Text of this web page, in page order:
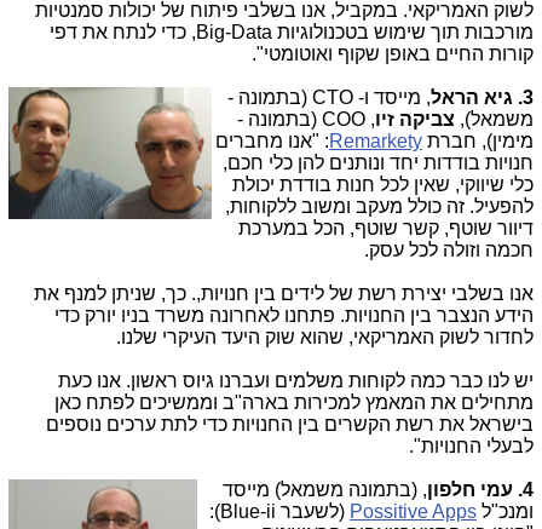
לשוק האמריקאי. במקביל, אנו בשלבי פיתוח של יכולות סמנטיות
מורכבות תוך שימוש בטכנולוגיות Big-Data, כדי לנתח את דפי
קורות החיים באופן שקוף ואוטומטי".
3. גיא הראל , מי
יסד ו- CTO (בתמונה -
משמאל), צביקה זיו
, COO (בתמונה -
מימין), חברת Remarkety: "אנו מחברים
חנויות בודדות יחד ונותנים להן כלי חכם,
כלי שיווקי, שאין לכל חנות בודדת יכולת
להפעיל. זה כולל מעקב ומשוב ללקוחות,
דיוור שוטף, קשר שוטף, הכל במערכת
חכמה וזולה לכל עסק.
אנו בשלבי יצירת רשת של לידים בין חנויות,. כך, שניתן למנף את
הידע הנצבר בין החנויות. פתחנו לאחרונה משרד בניו יורק כדי
לחדור לשוק האמריקאי, שהוא שוק היעד העיקרי שלנו.
יש לנו כבר כמה לקוחות משלמים ועברנו גיוס ראשון. אנו כעת
מתחילים את המאמץ למכירות בארה"ב וממשיכים לפתח כאן
בישראל את רשת הקשרים בין החנויות כדי לתת ערכים נוספים
לבעלי החנויות".
4. עמי חלפון , (בתמונה משמאל) מייסד
ומנכ"ל Possitive Apps
(לשעבר Blue-ii):